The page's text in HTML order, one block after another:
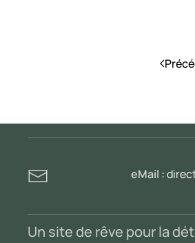
eMail :
Un site de rêve pour la